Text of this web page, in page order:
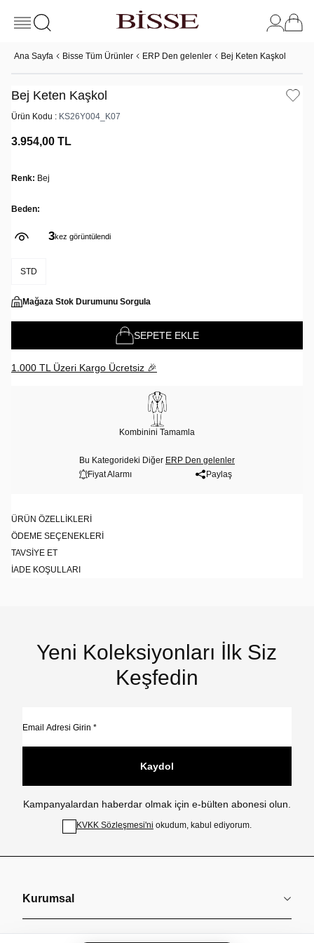
Ana Sayfa Bisse Tüm Ürünler ERP Den gelenler Bej Keten Kaşkol
Bej Keten Kaşkol
Ürün Kodu : KS26Y004_K07
3.954,00 TL
Renk: Bej
Beden:
3kez görüntülendi
STD
Mağaza Stok Durumunu Sorgula
SEPETE EKLE
1.000 TL Üzeri Kargo Ücretsiz 🎉
Kombinini Tamamla
Bu Kategorideki Diğer ERP Den gelenler
Fiyat Alarmı
Paylaş
ÜRÜN ÖZELLIKLERI
ÖDEME SEÇENEKLERI
TAVSIYE ET
İADE KOŞULLARI
Yeni Koleksiyonları İlk Siz
Keşfedin
Kaydol
Kampanyalardan haberdar olmak için e-bülten abonesi olun.
KVKK Sözleşmesi'ni okudum, kabul ediyorum.
Kurumsal